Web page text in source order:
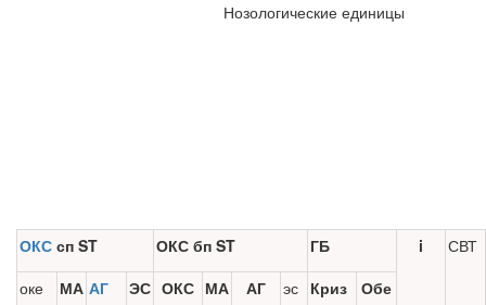
Нозологические единицы
ОКС сп ST ОКС бп ST ГБ i
СВТ
оке
МА АГ ЭС ОКС МА АГ эс Криз
Обе